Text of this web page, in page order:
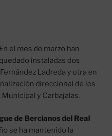
En el mes de marzo han
quedado instaladas dos
Ladreda y otra en
direccional de los
y Carbajalas.
de Bercianos del Real
se ha mantenido la